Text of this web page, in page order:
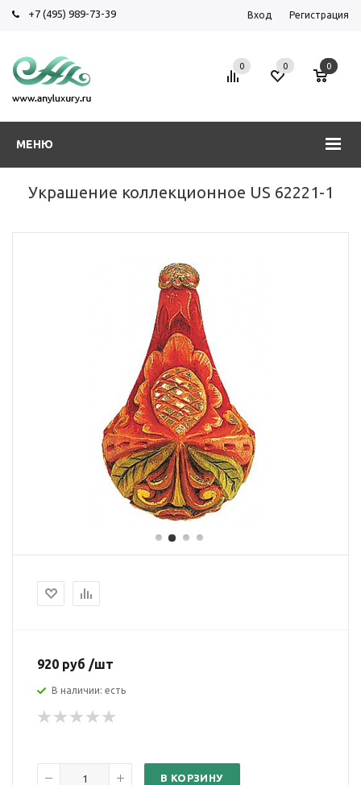
+7 (495) 989-73-39 Вход Регистрация
МЕНЮ
0 0 0
Украшение коллекционное US 62221-1
920 руб /шт
В наличии: есть
В КОРЗИНУ